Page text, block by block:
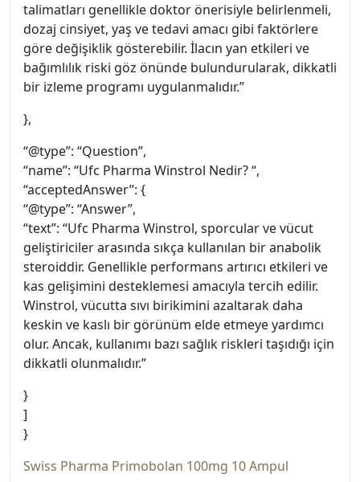
talimatları genellikle doktor önerisiyle belirlenmeli,
dozaj cinsiyet, yaş ve tedavi amacı gibi faktörlere
göre değişiklik gösterebilir. İlacın yan etkileri ve
bağımlılık riski göz önünde bulundurularak, dikkatli
bir izleme programı uygulanmalıdır.”
},
“@type”: “Question”,
“name”: “Ufc Pharma Winstrol Nedir? “,
“acceptedAnswer”: {
“@type”: “Answer”,
“text”: “Ufc Pharma Winstrol, sporcular ve vücut
geliştiriciler arasında sıkça kullanılan bir anabolik
steroiddir. Genellikle performans artırıcı etkileri ve
kas gelişimini desteklemesi amacıyla tercih edilir.
Winstrol, vücutta sıvı birikimini azaltarak daha
keskin ve kaslı bir görünüm elde etmeye yardımcı
olur. Ancak, kullanımı bazı sağlık riskleri taşıdığı için
dikkatli olunmalıdır.”
}
]
}
Swiss Pharma Primobolan 100mg 10 Ampul